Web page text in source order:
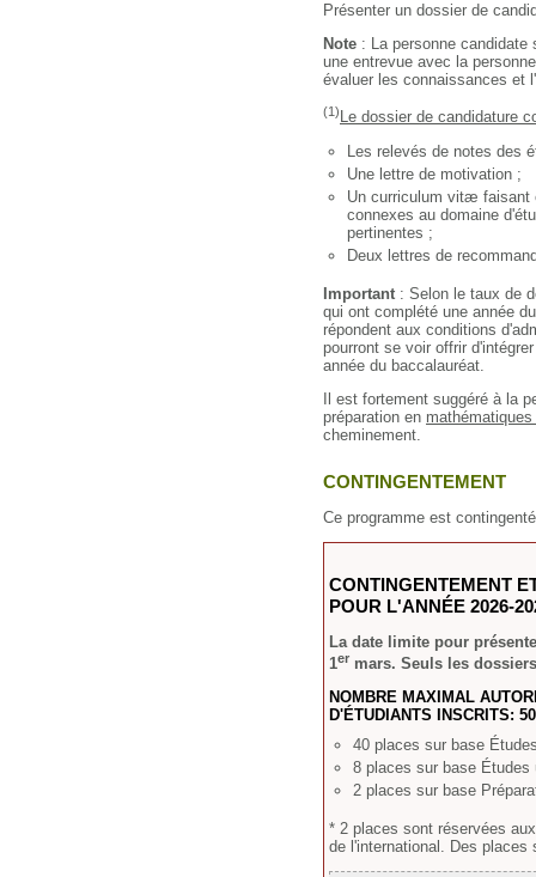
Présenter un dossier de
Note : La personne candidate
une entrevue avec la
évaluer les connaissances et
(1) Le dossier de candidature
Les relevés de notes des
Une lettre de motivation ;
Un curriculum vitæ faisant
connexes au domaine
pertinentes ;
Deux lettres de
Important : Selon le taux de
qui ont complété une année
répondent aux conditions
pourront se voir offrir
année du baccalauréat.
Il est fortement suggéré à la
préparation en
cheminement.
CONTINGENTEMENT
Ce programme est
CONTINGENTEMENT
POUR L'ANNÉE 2026-
La date limite pour
1er mars. Seuls les
NOMBRE MAXIMAL
D'ÉTUDIANTS INSCRITS: 50
40 places sur base
8 places sur base Études
2 places sur base
* 2 places sont réservées
de l'international. Des places